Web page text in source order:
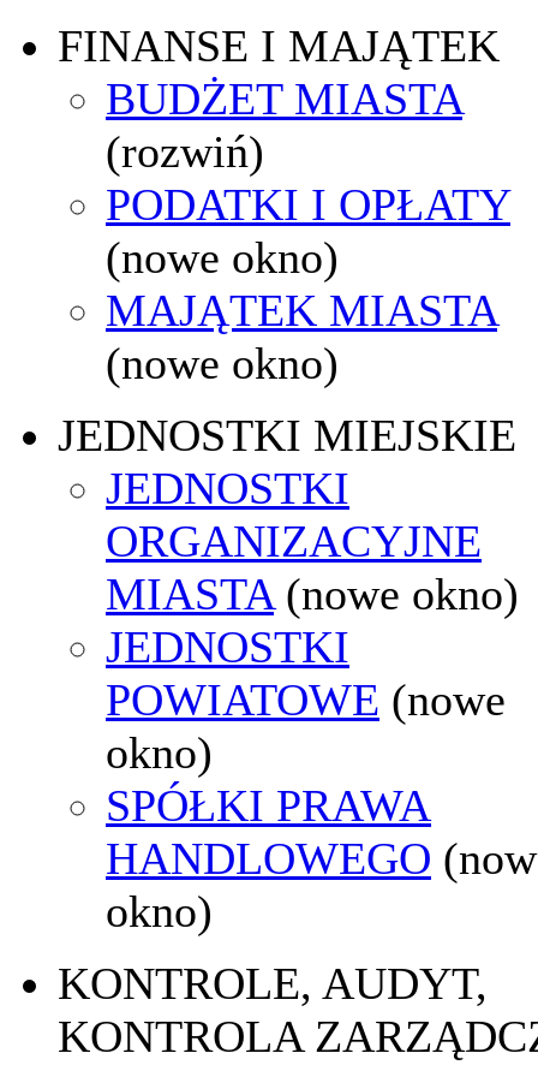
FINANSE I MAJĄTEK
BUDŻET MIASTA
(rozwiń)
PODATKI I OPŁATY
(nowe okno)
MAJĄTEK MIASTA
(nowe okno)
JEDNOSTKI MIEJSKIE
JEDNOSTKI
ORGANIZACYJNE
MIASTA (nowe okno)
JEDNOSTKI
POWIATOWE (nowe
okno)
SPÓŁKI PRAWA
HANDLOWEGO
okno)
KONTROLE, AUDYT,
KONTROLA